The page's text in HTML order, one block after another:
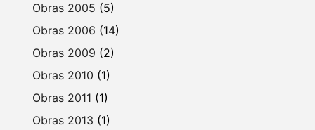
Obras 2005 (5)
Obras 2006 (14)
Obras 2009 (2)
Obras 2010 (1)
Obras 2011 (1)
Obras 2013 (1)